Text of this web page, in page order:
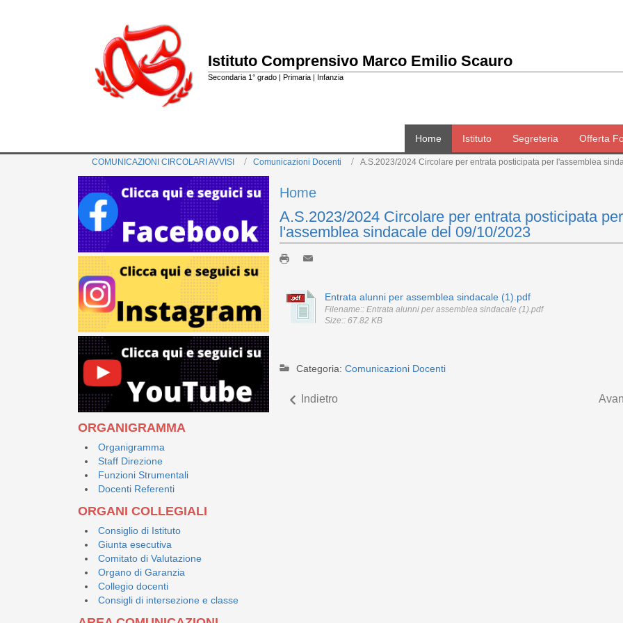
Istituto Comprensivo Marco Emilio Scauro
Secondaria 1° grado | Primaria | Infanzia
Home Istituto Segreteria Offerta
COMUNICAZIONI CIRCOLARI AVVISI Comunicazioni Docenti A.S.2023/2024 Circolare per entrata posticipata per l'assemblea
ORGANIGRAMMA
Organigramma
Staff Direzione
Funzioni Strumentali
Docenti Referenti
ORGANI COLLEGIALI
Consiglio di Istituto
Giunta esecutiva
Comitato di Valutazione
Organo di Garanzia
Collegio docenti
Consigli di intersezione e classe
Home
A.S.2023/2024 Circolare per entrata posticipata per
l'assemblea sindacale del 09/10/2023
Entrata alunni per assemblea sindacale (1).pdf
Filename:: Entrata alunni per assemblea sindacale (1).pdf
Size:: 67.82 KB
Categoria: Comunicazioni Docenti
Indietro